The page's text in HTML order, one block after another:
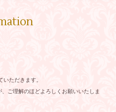
ただきます。
ご理解のほどよろしくお願いいたしま